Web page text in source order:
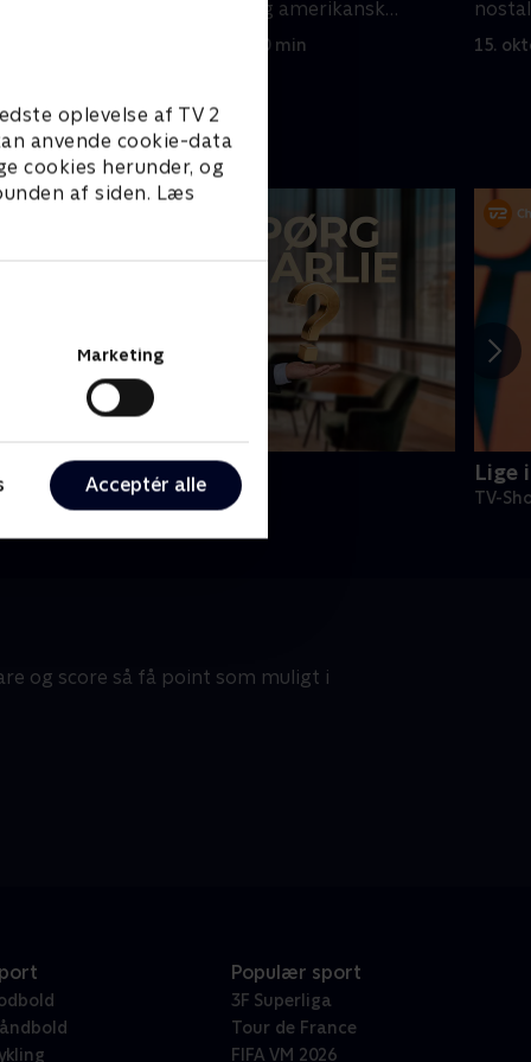
oplevelse af TV 2
anvende cookie-data
cookies herunder, og
af siden. Læs
Marketing
Acceptér alle
lægevidenskab og amerikansk
8. oktober 2023 • 50 min
80'er-
15.
Spørg Charlie
Shows • 15 sæsoner
Lige
TV-
og score så få point som muligt i
Populær sport
3F Superliga
Tour de France
FIFA VM 2026